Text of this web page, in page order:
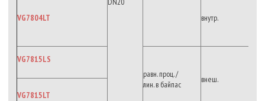
VG7804LT внутр.
VG7815LS
равн. проц. /
лин. в байпас
внеш.
VG7815LT